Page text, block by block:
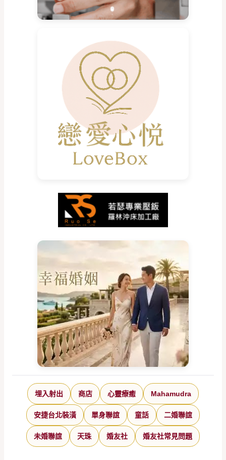
埋入射出 商店 心靈療癒 Mahamudra
安捷台北裝潢 單身聯誼 童話 二婚聯誼
未婚聯誼 天珠 婚友社 婚友社常見問題